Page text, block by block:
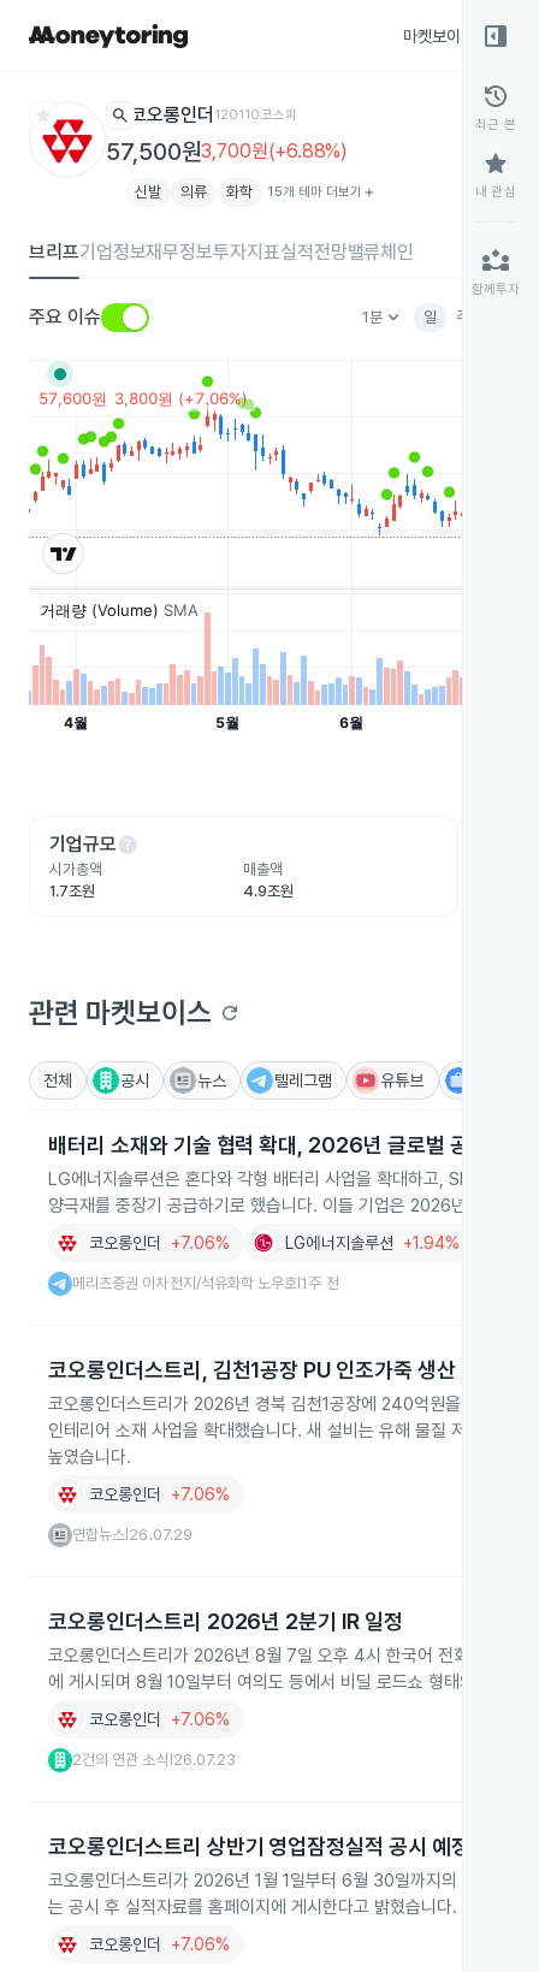
마켓보이스
star search 코오롱인더 120110코스피
57,500원3,700원(+6.88%)
신발 의류 화학 15개 테마 더보기 add
브리프기업정보재무정보투자지표실적전망밸류체인
주요 이슈 1분keyboard_arrow_down 일 주
기업규모help
시가총액
1.7조원
매출액
4.9조원
관련 마켓보이스 refresh
전체 공시 뉴스 텔레그램 유튜브
배터리 소재와 기술 협력 확대, 2026년 글로벌 공략
LG에너지솔루션은 혼다와 각형 배터리 사업을 확대하고, SK온은 미
양극재를 중장기 공급하기로 했습니다. 이들 기업은 2026년 글로벌
코오롱인더 +7.06% LG에너지솔루션 +1.94%
메리츠증권 이차전지/석유화학 노우호 |1주 전
코오롱인더스트리, 김천1공장 PU 인조가죽 생산 라인 신
코오롱인더스트리가 2026년 경북 김천1공장에 240억원을 투자해
인테리어 소재 사업을 확대했습니다. 새 설비는 유해 물질 저감 기술
높였습니다.
코오롱인더 +7.06%
연합뉴스 26.07.29
코오롱인더스트리 2026년 2분기 IR 일정
코오롱인더스트리가 2026년 8월 7일 오후 4시 한국어 전화회의로
에 게시되며 8월 10일부터 여의도 등에서 비딜 로드쇼 형태의 대면 IR
코오롱인더 +7.06%
2건의 연관 소식 26.07.23
코오롱인더스트리 상반기 영업잠정실적 공시 예정
코오롱인더스트리가 2026년 1월 1일부터 6월 30일까지의 연결재
는 공시 후 실적자료를 홈페이지에 게시한다고 밝혔습니다.
코오롱인더 +7.06%
right_panel_open
history
최근 본
star
내 관심
partner_exchange
함께투자